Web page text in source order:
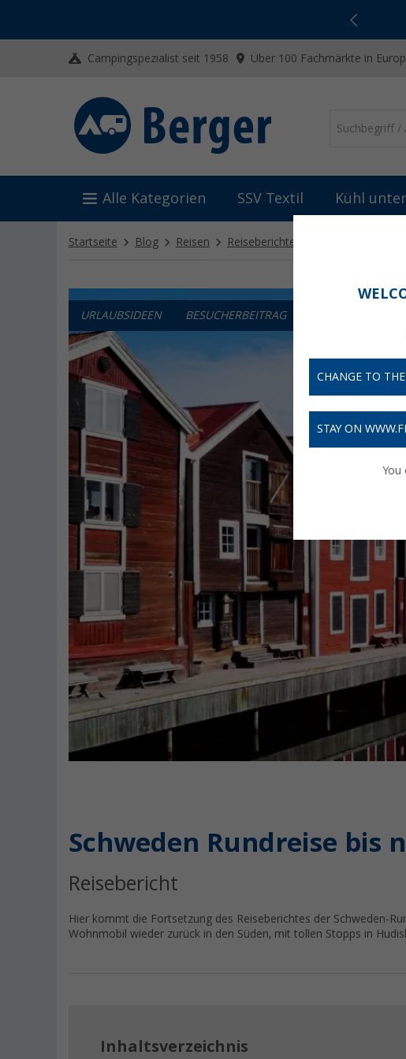
Campingspezialist seit 1958 Über 100 Fachmärkte in
Alle Kategorien SSV Textil Kühl
Startseite Blog Reisen Reiseberichte Schweden
URLAUBSIDEEN BESUCHERBEITRAG
Schweden Rundreise bis
Reisebericht
Hier kommt die Fortsetzung des Reiseberichtes der Schweden-
Wohnmobil wieder zurück in den Süden, mit tollen Stopps in
Inhaltsverzeichnis
CHANGE TO
STAY ON
You